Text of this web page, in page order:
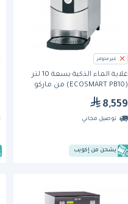
غير متوفر
غلاية الماء الذكية بسعة 10 لتر
(ECOSMART PB10) من ماركو
8,559
توصيل مجاني
يشحن من إكويب